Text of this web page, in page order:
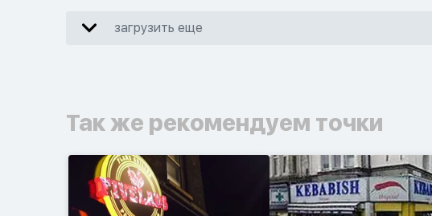
загрузить еще
Так же рекомендуем точки